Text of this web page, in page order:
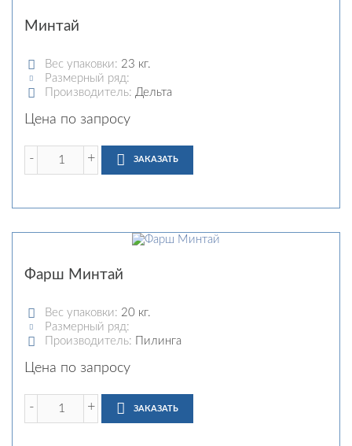
Минтай
Вес упаковки: 23 кг.
Размерный ряд:
Производитель: Дельта
Цена по запросу
- + ЗАКАЗАТЬ
Фарш Минтай
Вес упаковки: 20 кг.
Размерный ряд:
Производитель:
Пилинга
Цена по запросу
- + ЗАКАЗАТЬ